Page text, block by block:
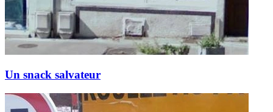
Un snack salvateur